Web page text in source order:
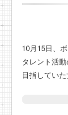
10月15日、
タレント活
目指してい